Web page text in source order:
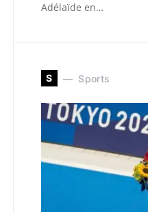
Adélaïde en…
S Sports